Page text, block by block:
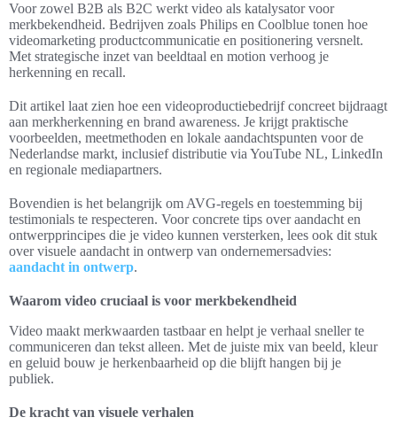
Voor zowel B2B als B2C werkt video als katalysator voor
merkbekendheid. Bedrijven zoals Philips en Coolblue tonen hoe
videomarketing productcommunicatie en positionering versnelt.
Met strategische inzet van beeldtaal en motion verhoog je
herkenning en recall.
Dit artikel laat zien hoe een videoproductiebedrijf concreet bijdraagt
aan merkherkenning en brand awareness. Je krijgt praktische
voorbeelden, meetmethoden en lokale aandachtspunten voor de
Nederlandse markt, inclusief distributie via YouTube NL, LinkedIn
en regionale mediapartners.
Bovendien is het belangrijk om AVG-regels en toestemming bij
testimonials te respecteren. Voor concrete tips over aandacht en
ontwerpprincipes die je video kunnen versterken, lees ook dit stuk
over visuele aandacht in ontwerp van ondernemersadvies:
aandacht in ontwerp.
Waarom video cruciaal is voor merkbekendheid
Video maakt merkwaarden tastbaar en helpt je verhaal sneller te
communiceren dan tekst alleen. Met de juiste mix van beeld, kleur
en geluid bouw je herkenbaarheid op die blijft hangen bij je
publiek.
De kracht van visuele verhalen